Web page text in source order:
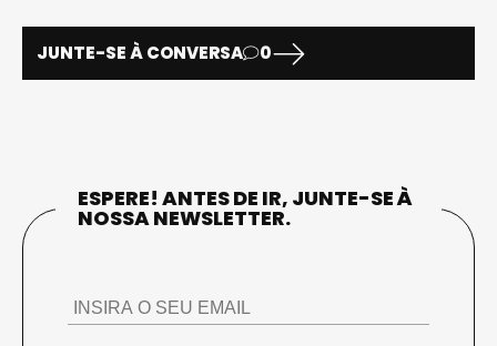
JUNTE-SE À CONVERSA 0
ESPERE! ANTES DE IR, JUNTE-SE À
NOSSA NEWSLETTER.